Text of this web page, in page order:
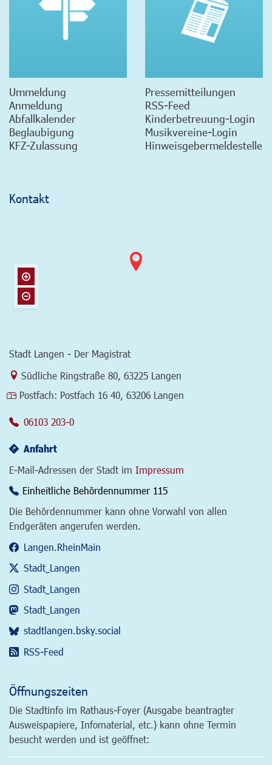
Ummeldung
Anmeldung
Abfallkalender
Beglaubigung
KFZ-Zulassung
Pressemitteilungen
RSS-Feed
Kinderbetreuung-Login
Musikvereine-Login
Hinweisgebermeldestelle
Kontakt
Stadt Langen - Der Magistrat
Link zur Google-Maps Navigation
Südliche Ringstraße 80, 63225 Langen
Postfach: Postfach 16 40, 63206 Langen
06103 203-0
Anfahrt
E-Mail-Adressen der Stadt im Impressum
Einheitliche Behördennummer 115
Die Behördennummer kann ohne Vorwahl von allen
Endgeräten angerufen werden.
Langen.RheinMain
Stadt_Langen
Stadt_Langen
Stadt_Langen
stadtlangen.bsky.social
RSS-Feed
Öffnungszeiten
Die Stadtinfo im Rathaus-Foyer (Ausgabe beantragter
Ausweispapiere, Infomaterial, etc.) kann ohne Termin
besucht werden und ist geöffnet: